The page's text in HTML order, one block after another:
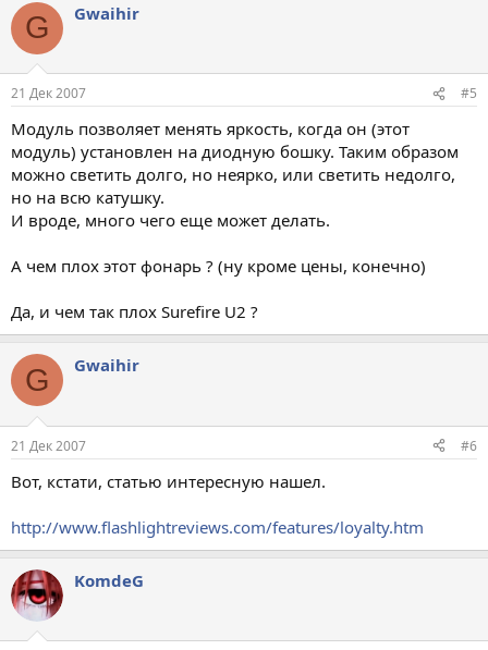
G Gwaihir
21 Дек 2007 #5
Модуль позволяет менять яркость, когда он (этот
модуль) установлен на диодную бошку. Таким образом
можно светить долго, но неярко, или светить недолго,
но на всю катушку.
И вроде, много чего еще может делать.
А чем плох этот фонарь ? (ну кроме цены, конечно)
Да, и чем так плох Surefire U2 ?
G Gwaihir
21 Дек 2007 #6
Вот, кстати, статью интересную нашел.
http://www.flashlightreviews.com/features/loyalty.htm
KomdeG